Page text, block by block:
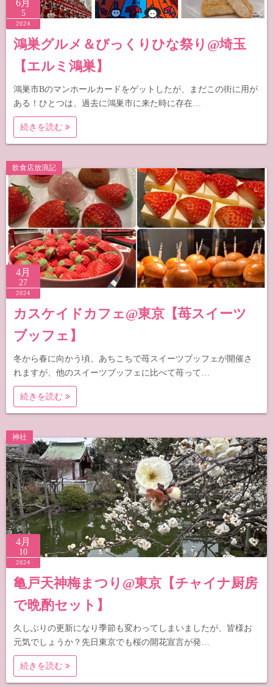
6月
5
2024
鴻巣グルメ＆びっくりひな祭り@埼玉
【エルミ鴻巣】
鴻巣市Bのマンホールカードをゲットしたが、まだこの街に用が
ある！ひとつは、過去に鴻巣市に来た時に存在…
続きを読む
飲食店放浪記
4月
27
2024
カスケイドカフェ@東京【苺スイーツ
ブッフェ】
冬から春に向かう頃、あちこちで苺スイーツブッフェが開催さ
れますが、他のスイーツブッフェに比べて苺って…
続きを読む
神社
4月
10
2024
亀戸天神梅まつり@東京【チャイナ厨房
で晩酌セット】
久しぶりの更新になり季節も変わってしまいましたが、皆様お
元気でしょうか？先日東京でも桜の開花宣言が発…
続きを読む